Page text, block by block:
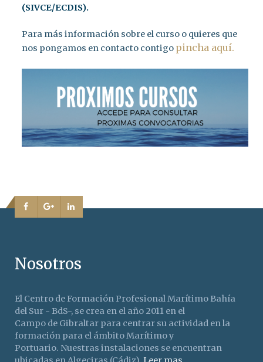
(SIVCE/ECDIS).
Para más información sobre el curso o quieres que
nos pongamos en contacto contigo pincha aquí.
Nosotros
El Centro de Formación Profesional Marítimo Bahía
del Sur - BdS-, se crea en el año 2011 en el
Campo de Gibraltar para centrar su actividad en la
formación para el ámbito Marítimo y
Portuario. Nuestras instalaciones se encuentran